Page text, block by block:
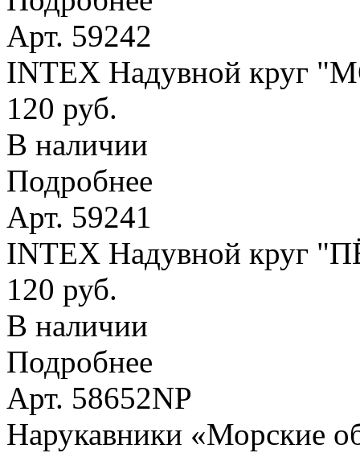
Арт. 59242
INTEX Надувной круг
120 руб.
В наличии
Подробнее
Арт. 59241
INTEX Надувной круг
120 руб.
В наличии
Подробнее
Арт. 58652NP
Нарукавники «Морские